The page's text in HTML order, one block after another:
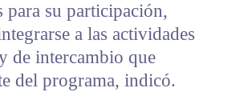
para su participación,
a las actividades
de intercambio que
del programa, indicó.